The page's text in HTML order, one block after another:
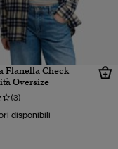
Flanella Check
Oversize
(3)
disponibili